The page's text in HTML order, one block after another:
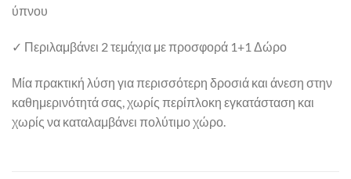
ύπνου
✓ Περιλαμβάνει 2 τεμάχια με προσφορά 1+1 Δώρο
Μία πρακτική λύση για περισσότερη δροσιά και άνεση στην
καθημερινότητά σας, χωρίς περίπλοκη εγκατάσταση και
χωρίς να καταλαμβάνει πολύτιμο χώρο.